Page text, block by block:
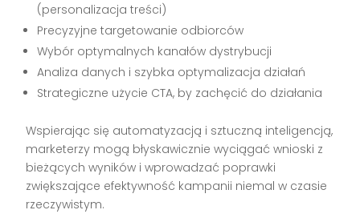
(personalizacja treści)
Precyzyjne targetowanie odbiorców
Wybór optymalnych kanałów dystrybucji
Analiza danych i szybka optymalizacja działań
Strategiczne użycie CTA, by zachęcić do działania
Wspierając się automatyzacją i sztuczną inteligencją,
marketerzy mogą błyskawicznie wyciągać wnioski z
bieżących wyników i wprowadzać poprawki
zwiększające efektywność kampanii niemal w czasie
rzeczywistym.